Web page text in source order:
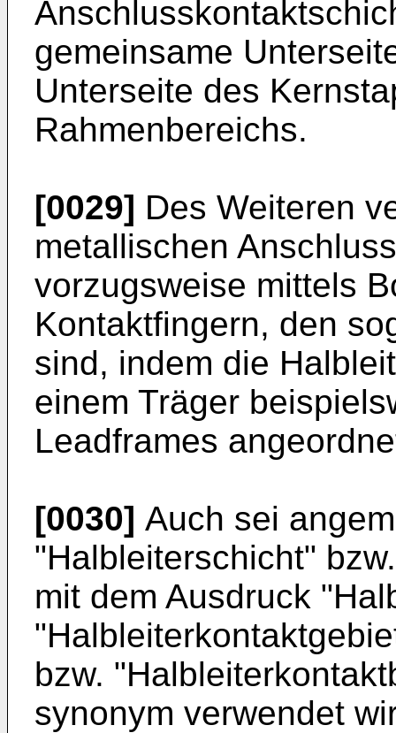
gemeinsame
Unterseite des
Rahmenbereichs.
[0029] Des Weiteren
metallischen
vorzugsweise mittels
Kontaktfingern, den
sind, indem die
einem Träger
Leadframes
[0030] Auch sei
"Halbleiterschicht"
mit dem Ausdruck
bzw.
synonym verwendet